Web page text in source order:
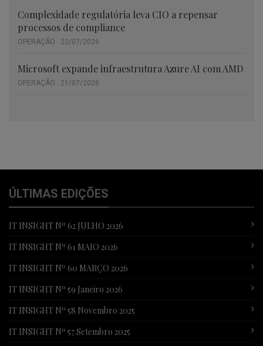
Complexidade regulatória leva CIO a repensar
processos de compliance
OPERAÇÃO . 22/07/2026
Microsoft expande infraestrutura Azure AI com AMD
OPERAÇÃO . 21/07/2026
ÚLTIMAS EDIÇÕES
IT INSIGHT Nº 62 JULHO 2026
IT INSIGHT Nº 61 MAIO 2026
IT INSIGHT Nº 60 MARÇO 2026
IT INSIGHT Nº 59 Janeiro 2026
IT INSIGHT Nº 58 Novembro 2025
IT INSIGHT Nº 57 Setembro 2025